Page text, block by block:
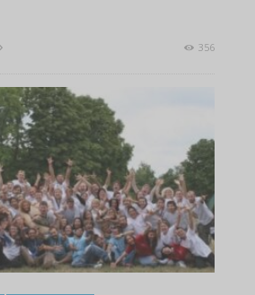
356